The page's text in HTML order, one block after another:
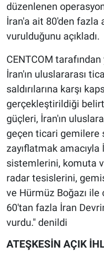
düzenlenen
İran'a ait 80'den fazla
vurulduğunu açıkladı.
CENTCOM
İran'ın uluslararası
saldırılarına karşı
gerçekleştirildiği
güçleri, İran'ın
geçen ticari gemilere
zayıflatmak amacıyla
sistemlerini, komuta
radar tesislerini,
ve Hürmüz Boğazı
60'tan fazla İran
vurdu." denildi
ATEŞKESİN AÇIK